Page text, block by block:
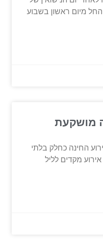
החל מיום ראשון בשבוע
מושקעת
החינה כחלק בלתי
מקדים לליל